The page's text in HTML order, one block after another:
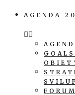
AGENDA